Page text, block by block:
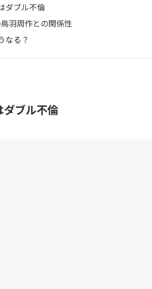
ダブル不倫
羽周作との関係性
なる？
ブル不倫